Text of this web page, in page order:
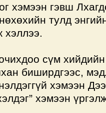
хэмээн гэвш
тулд
хэллээ.
сүм
биширдгээс,
хэмээн
хэмээн